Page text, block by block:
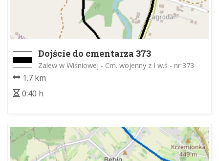
Dojście do cmentarza 373
Zalew w Wiśniowej - Cm. wojenny z I w.ś - nr 373
1.7 km
0:40 h